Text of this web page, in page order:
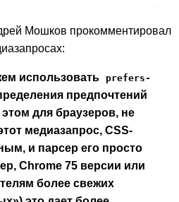
Мошков прокомментировал
использовать
prefers-
предпочтений
для браузеров, не
медиазапрос, CSS-
и парсер его просто
Chrome 75 версии или
более свежих